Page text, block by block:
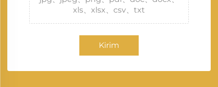
xls、xlsx、csv、txt
Kirim